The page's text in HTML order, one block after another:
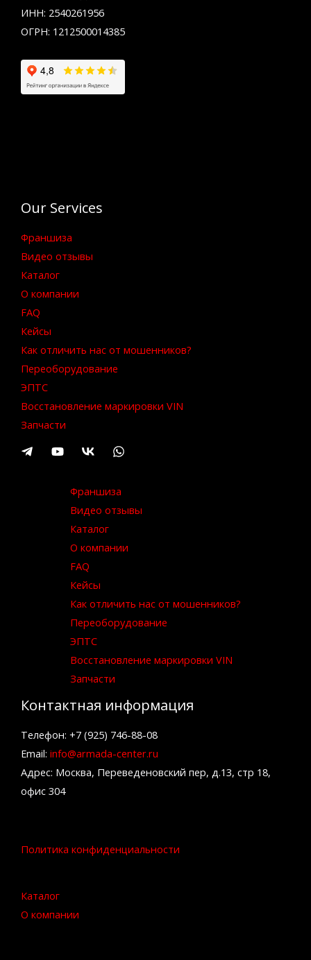
ИНН: 2540261956
ОГРН: 1212500014385
Our Services
Франшиза
Видео отзывы
Каталог
О компании
FAQ
Кейсы
Как отличить нас от мошенников?
Переоборудование
ЭПТС
Восстановление маркировки VIN
Запчасти
Франшиза
Видео отзывы
Каталог
О компании
FAQ
Кейсы
Как отличить нас от мошенников?
Переоборудование
ЭПТС
Восстановление маркировки VIN
Запчасти
Контактная информация
Телефон: +7 (925) 746-88-08
Email: info@armada-center.ru
Адрес: Москва, Переведеновский пер, д.13, стр 18,
офис 304
Политика конфиденциальности
Каталог
О компании